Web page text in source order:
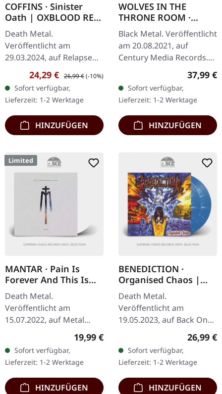
COFFINS · Sinister
Oath | OXBLOOD RED
LP
Death Metal.
Veröffentlicht am
29.03.2024, auf Relapse
Records. Oxblood Red
Vinyl. Heilige Scheiße, was
für ein Comeback! Nach
drei Jahren Stille…
Verkaufspreis:
24,29 € Regulärer Preis:
26,99 €(-10%)
Sofort verfügbar,
Lieferzeit: 1-2 Werktage
HINZUFÜGEN
WOLVES IN THE
THRONE ROOM ·
Primordial Arcana |
OLIVE GREEN 2LP
Black Metal. Veröffentlicht
am 20.08.2021, auf
Century Media Records.
Oliv grünes Deluxe-
Doppel-Vinyl im Gatefold-
Cover mit goldenem
Heißprägedruck,…
37,99 €
Sofort verfügbar,
Lieferzeit: 1-2 Werktage
HINZUFÜGEN
Limited
MANTAR · Pain Is
Forever And This Is
The End | WHITE LP
Death Metal.
Veröffentlicht am
15.07.2022, auf Metal
Blade Records. Weißes
Vinyl im Gatefold-Cover
mit Insert, Download-
Code, limitiert auf 500…
Regulärer Preis:
19,99 €
Sofort verfügbar,
Lieferzeit: 1-2 Werktage
HINZUFÜGEN
BENEDICTION ·
Organised Chaos |
BLUE/WHITE 2LP
Death Metal.
Veröffentlicht am
19.05.2023, auf Back On
Black. Hellblaues Doppel-
Splattern. Benedictions
'Organised Chaos' ist
ein…
26,99 €
Sofort verfügbar,
Lieferzeit: 1-2 Werktage
HINZUFÜGEN